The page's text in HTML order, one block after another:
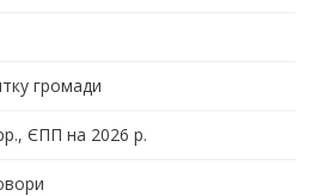
громади
ЄПП на 2026 р.